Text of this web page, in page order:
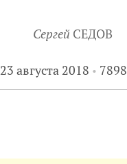
Сергей СЕДОВ
23 августа 2018 7898